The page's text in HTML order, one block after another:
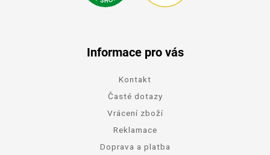
Informace pro vás
Kontakt
Časté dotazy
Vrácení zboží
Reklamace
Doprava a platba